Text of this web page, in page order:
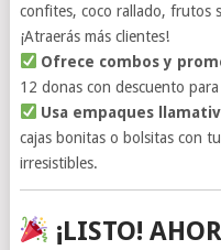
confites, coco rallado, frutos
¡Atraerás más clientes!
Ofrece combos y
12 donas con descuento
Usa empaques
cajas bonitas o bolsitas con
irresistibles.
¡LISTO!